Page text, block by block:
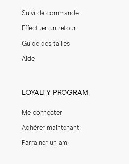
Suivi de commande
Effectuer un retour
Guide des tailles
Aide
LOYALTY PROGRAM
Me connecter
Adhérer maintenant
Parrainer un ami